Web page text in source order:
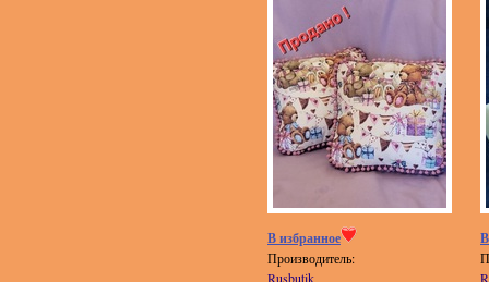
В избранное
Производитель:
Rusbutik